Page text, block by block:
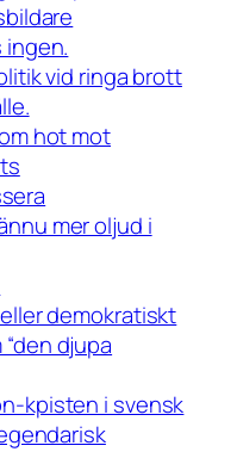
ingen.
vid ringa brott
hot mot
mer oljud i
demokratiskt
djupa
kpisten i svensk